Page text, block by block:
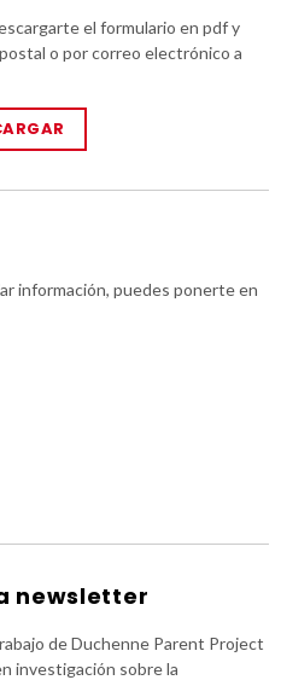
el formulario en pdf y
o por correo electrónico a
información, puedes ponerte en
newsletter
de Duchenne Parent Project
investigación sobre la